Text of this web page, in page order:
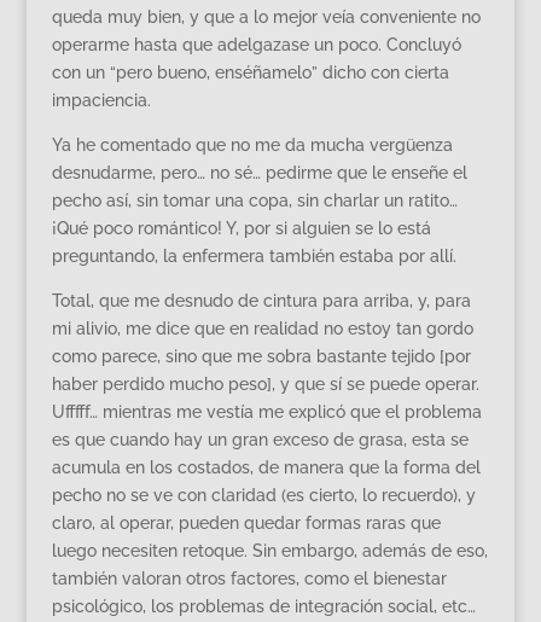
queda muy bien, y que a lo mejor veía conveniente no
operarme hasta que adelgazase un poco. Concluyó
con un “pero bueno, enséñamelo” dicho con cierta
impaciencia.
Ya he comentado que no me da mucha vergüenza
desnudarme, pero… no sé… pedirme que le enseñe el
pecho así, sin tomar una copa, sin charlar un ratito…
¡Qué poco romántico! Y, por si alguien se lo está
preguntando, la enfermera también estaba por allí.
Total, que me desnudo de cintura para arriba, y, para
mi alivio, me dice que en realidad no estoy tan gordo
como parece, sino que me sobra bastante tejido [por
haber perdido mucho peso], y que sí se puede operar.
Ufffff… mientras me vestía me explicó que el problema
es que cuando hay un gran exceso de grasa, esta se
acumula en los costados, de manera que la forma del
pecho no se ve con claridad (es cierto, lo recuerdo), y
claro, al operar, pueden quedar formas raras que
luego necesiten retoque. Sin embargo, además de eso,
también valoran otros factores, como el bienestar
psicológico, los problemas de integración social, etc…